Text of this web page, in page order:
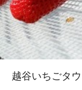
越谷いちごタ